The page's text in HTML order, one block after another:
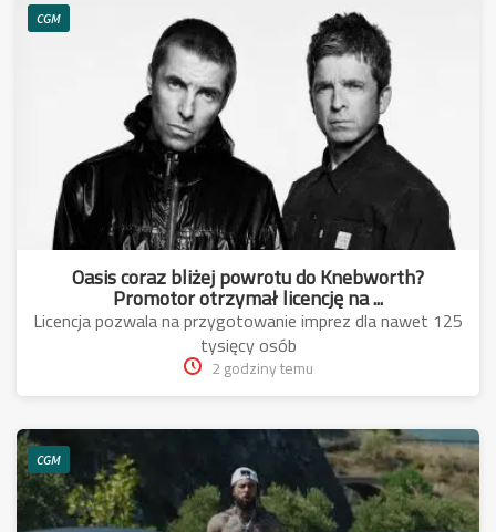
CGM
Oasis coraz bliżej powrotu do Knebworth?
Promotor otrzymał licencję na ...
Licencja pozwala na przygotowanie imprez dla nawet 125
tysięcy osób
2 godziny temu
CGM